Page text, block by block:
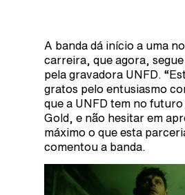
A banda dá início a uma
carreira, que agora, segue
pela gravadora UNFD.
gratos pelo entusiasmo
que a UNFD tem no futuro
Gold, e não hesitar em
máximo o que esta
comentou a banda.